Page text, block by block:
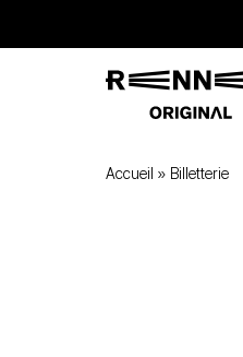
Accueil » Billetterie